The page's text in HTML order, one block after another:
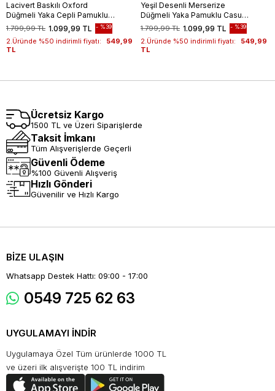
Lacivert Baskılı Oxford
Düğmeli Yaka Cepli Pamuklu
Casual Slim Fit Dar Kesim
Tişört 1011240177
1.099,99 TL
1.799,99 TL %39
2.Üründe %50 indirimli fiyatı:
549,99
TL
Yeşil Desenli Merserize
Düğmeli Yaka Pamuklu Casual
Slim Fit Dar Kesim Tişört
1011240160
1.099,99 TL
1.799,99 TL %39
2.Üründe %50 indirimli fiyatı:
549,99
TL
Ücretsiz Kargo
1500 TL ve Üzeri Siparişlerde
Taksit İmkanı
Tüm Alışverişlerde Geçerli
Güvenli Ödeme
%100 Güvenli Alışveriş
Hızlı Gönderi
Güvenilir ve Hızlı Kargo
BİZE ULAŞIN
Whatsapp Destek Hattı: 09:00 - 17:00
0549 725 62 63
UYGULAMAYI İNDİR
Uygulamaya Özel Tüm ürünlerde 1000 TL
ve üzeri ilk alışverişte 100 TL indirim